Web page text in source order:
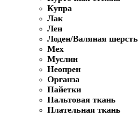
Купра
Лак
Лен
Лоден/Валяная шерсть
Мех
Муслин
Неопрен
Органза
Пайетки
Пальтовая ткань
Плательная ткань